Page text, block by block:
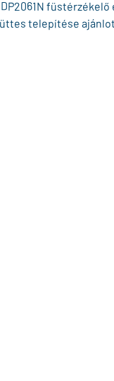
füstérzékelő
telepítése